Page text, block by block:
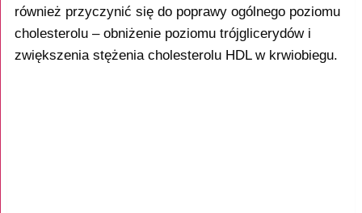
również przyczynić się do poprawy ogólnego poziomu
cholesterolu – obniżenie poziomu trójglicerydów i
zwiększenia stężenia cholesterolu HDL w krwiobiegu.